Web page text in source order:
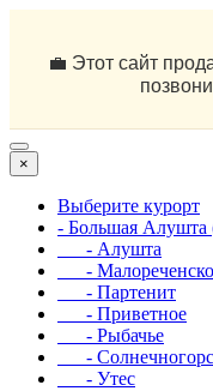
💼 Этот сайт
×
Выберите курорт
- Большая
- Алушта
-
- Партенит
- Приветное
- Рыбачье
-
- Утес